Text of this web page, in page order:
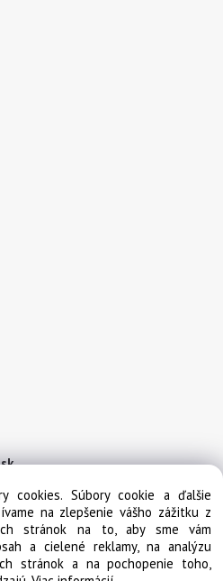
cookies. Súbory cookie a ďalšie
na zlepšenie vášho zážitku z
stránok na to, aby sme vám
a cielené reklamy, na analýzu
stránok a na pochopenie toho,